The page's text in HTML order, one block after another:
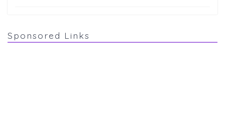
Sponsored Links